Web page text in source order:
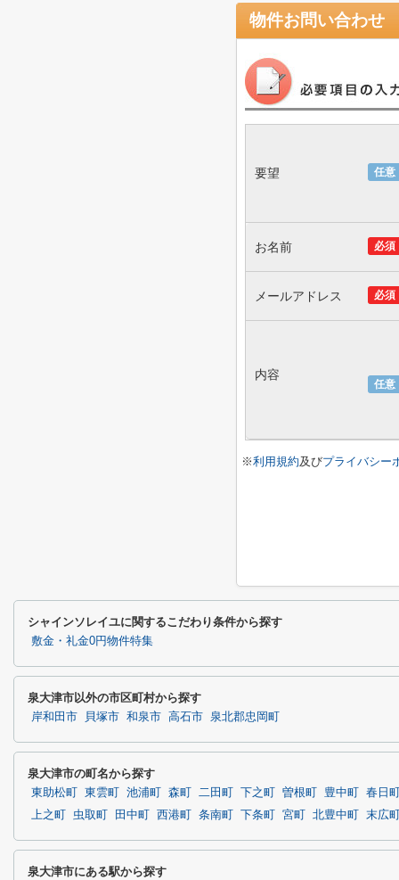
物件お問い合わせ
任意
要望
必須
お名前
必須
メールアドレス
任意
内容
※利用規約及びプライバシー
シャインソレイユに関するこだわり条件から探す
敷金・礼金0円物件特集
泉大津市以外の市区町村から探す
岸和田市 貝塚市 和泉市 高石市 泉北郡忠岡町
泉大津市の町名から探す
東助松町 東雲町 池浦町 森町 二田町 下之町 曽根町 豊中町
春日
上之町
虫取町 田中町 西港町 条南町 下条町 宮町 北豊中町 末広
泉大津市にある駅から探す